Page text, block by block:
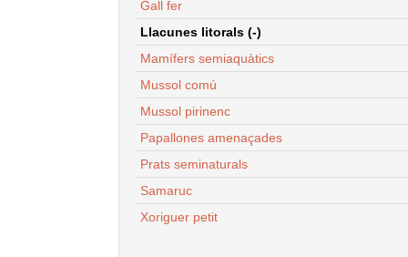
Gall fer
Llacunes litorals (-)
Mamífers semiaquàtics
Mussol comú
Mussol pirinenc
Papallones amenaçades
Prats seminaturals
Samaruc
Xoriguer petit